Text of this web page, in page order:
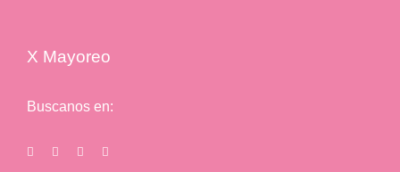
X Mayoreo
Buscanos en: